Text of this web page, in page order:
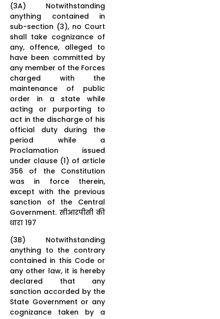
(3A) Notwithstanding
anything contained in
sub-section (3), no Court
shall take cognizance of
any, offence, alleged to
have been committed by
any member of the Forces
charged with the
maintenance of public
order in a state while
acting or purporting to
act in the discharge of his
official duty during the
period while a
Proclamation issued
under clause (1) of article
356 of the Constitution
was in force therein,
except with the previous
sanction of the Central
Government. सीआरपीसी की
धारा 197
(3B) Notwithstanding
anything to the contrary
contained in this Code or
any other law, it is hereby
declared that any
sanction accorded by the
State Government or any
cognizance taken by a